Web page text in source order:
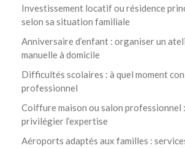
Investissement locatif ou résidence
selon sa situation familiale
Anniversaire d’enfant : organiser un
manuelle à domicile
Difficultés scolaires : à quel moment
professionnel
Coiffure maison ou salon professionnel
privilégier l’expertise
Aéroports adaptés aux familles :